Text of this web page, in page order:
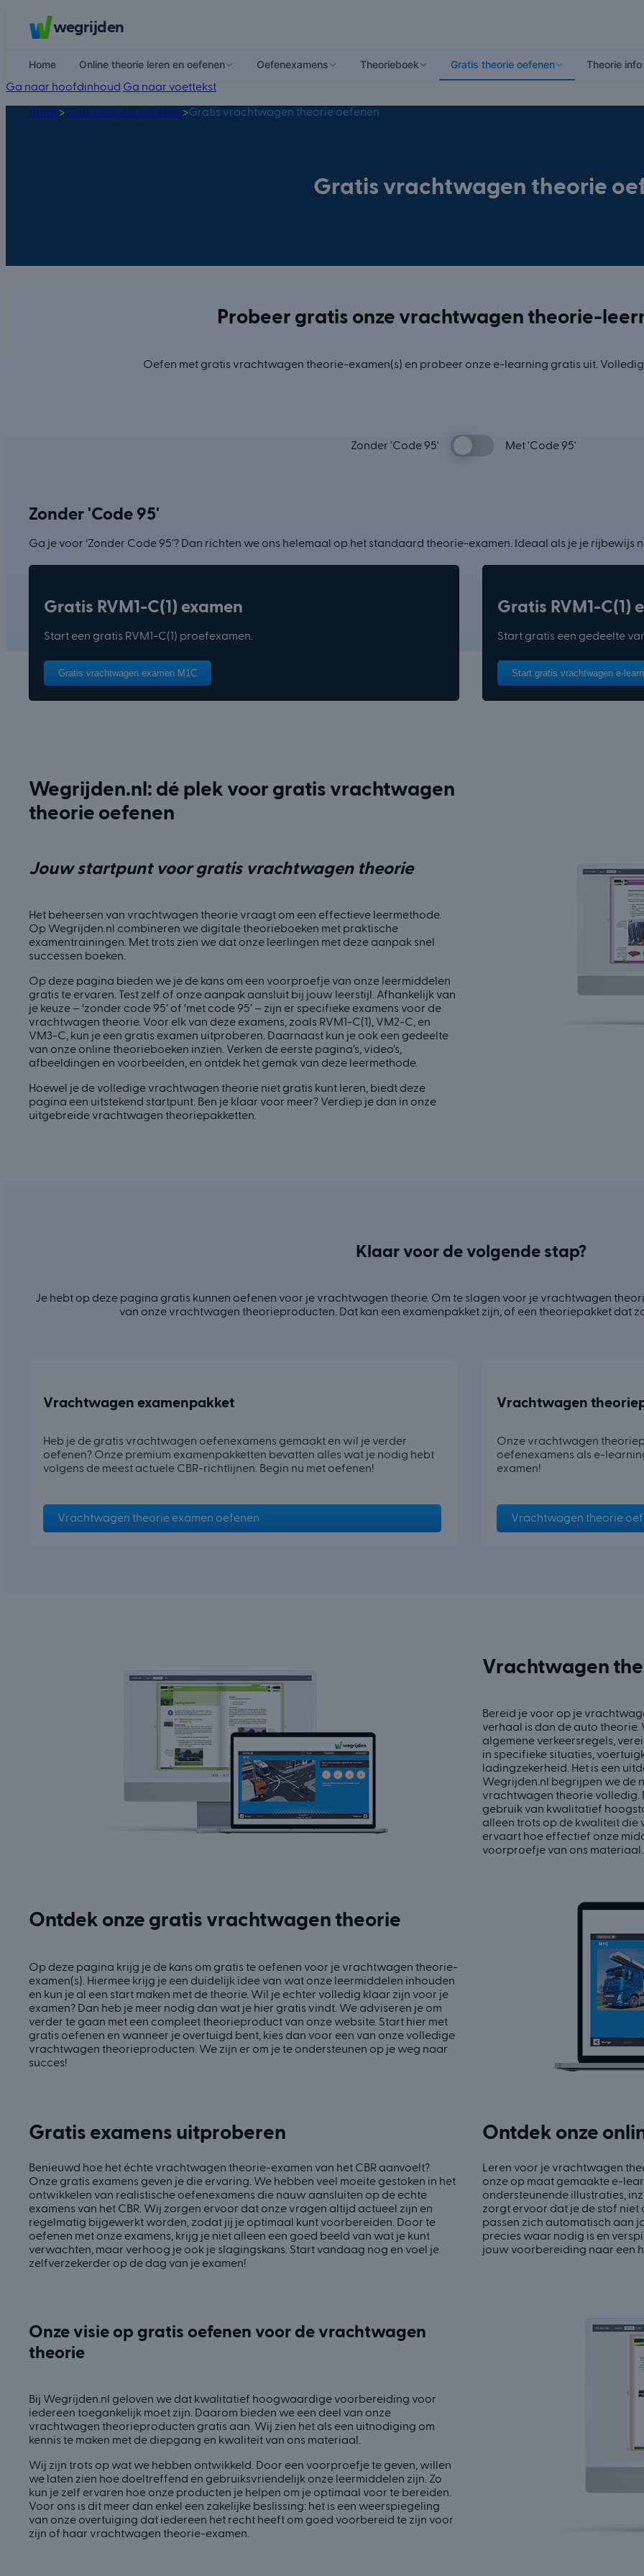
wegrijden
Home Online theorie leren en oefenen Oefenexamens Theorieboek Gratis theorie oefenen Theorie info
Ga naar hoofdinhoud Ga naar voettekst
Home>Gratis theorie oefenen>Gratis vrachtwagen theorie oefenen
Gratis vrachtwagen theorie
Probeer gratis onze vrachtwagen theorie-
Oefen met gratis vrachtwagen theorie-examen(s) en probeer onze e-learning gratis uit.
Zonder 'Code 95'
Switch
pricing
Zonder
Met
Met 'Code 95'
Zonder 'Code 95'
Ga je voor ‘Zonder Code 95’? Dan richten we ons helemaal op het standaard theorie-examen. Ideaal als je je
Gratis RVM1-C(1) examen
Start een gratis RVM1-C(1) proefexamen.
Gratis vrachtwagen examen M1C
Gratis RVM1-C(1)
Start gratis een gedeelte
Start gratis vrachtwagen e-
Wegrijden.nl: dé plek voor gratis vrachtwagen
theorie oefenen
Jouw startpunt voor gratis vrachtwagen theorie
Het beheersen van vrachtwagen theorie vraagt om een effectieve leermethode.
Op Wegrijden.nl combineren we digitale theorieboeken met praktische
examentrainingen. Met trots zien we dat onze leerlingen met deze aanpak snel
successen boeken.
Op deze pagina bieden we je de kans om een voorproefje van onze leermiddelen
gratis te ervaren. Test zelf of onze aanpak aansluit bij jouw leerstijl. Afhankelijk van
je keuze – ‘zonder code 95’ of ‘met code 95’ – zijn er specifieke examens voor de
vrachtwagen theorie. Voor elk van deze examens, zoals RVM1-C(1), VM2-C, en
VM3-C, kun je een gratis examen uitproberen. Daarnaast kun je ook een gedeelte
van onze online theorieboeken inzien. Verken de eerste pagina’s, video’s,
afbeeldingen en voorbeelden, en ontdek het gemak van deze leermethode.
Hoewel je de volledige vrachtwagen theorie niet gratis kunt leren, biedt deze
pagina een uitstekend startpunt. Ben je klaar voor meer? Verdiep je dan in onze
uitgebreide vrachtwagen theoriepakketten.
Klaar voor de volgende stap?
Je hebt op deze pagina gratis kunnen oefenen voor je vrachtwagen theorie. Om te slagen voor je vrachtwagen
van onze vrachtwagen theorieproducten. Dat kan een examenpakket zijn, of een theoriepakket dat
Vrachtwagen examenpakket
Heb je de gratis vrachtwagen oefenexamens gemaakt en wil je verder
oefenen? Onze premium examenpakketten bevatten alles wat je nodig hebt
volgens de meest actuele CBR-richtlijnen. Begin nu met oefenen!
Vrachtwagen theorie examen oefenen
Vrachtwagen
Onze vrachtwagen
oefenexamens als e-
examen!
Vrachtwagen theorie
Vrachtwagen
Bereid je voor op je
verhaal is dan de auto
algemene verkeersregels,
in specifieke situaties,
ladingzekerheid. Het is een
Wegrijden.nl begrijpen we de
vrachtwagen theorie volledig.
gebruik van kwalitatief
alleen trots op de kwaliteit die
ervaart hoe effectief onze
voorproefje van ons materiaal.
Ontdek onze gratis vrachtwagen theorie
Op deze pagina krijg je de kans om gratis te oefenen voor je vrachtwagen theorie-
examen(s). Hiermee krijg je een duidelijk idee van wat onze leermiddelen inhouden
en kun je al een start maken met de theorie. Wil je echter volledig klaar zijn voor je
examen? Dan heb je meer nodig dan wat je hier gratis vindt. We adviseren je om
verder te gaan met een compleet theorieproduct van onze website. Start hier met
gratis oefenen en wanneer je overtuigd bent, kies dan voor een van onze volledige
vrachtwagen theorieproducten. We zijn er om je te ondersteunen op je weg naar
succes!
Gratis examens uitproberen
Benieuwd hoe het échte vrachtwagen theorie-examen van het CBR aanvoelt?
Onze gratis examens geven je die ervaring. We hebben veel moeite gestoken in het
ontwikkelen van realistische oefenexamens die nauw aansluiten op de echte
examens van het CBR. Wij zorgen ervoor dat onze vragen altijd actueel zijn en
regelmatig bijgewerkt worden, zodat jij je optimaal kunt voorbereiden. Door te
oefenen met onze examens, krijg je niet alleen een goed beeld van wat je kunt
verwachten, maar verhoog je ook je slagingskans. Start vandaag nog en voel je
zelfverzekerder op de dag van je examen!
Ontdek onze
Leren voor je vrachtwagen
onze op maat gemaakte e-
ondersteunende illustraties,
zorgt ervoor dat je de stof niet
passen zich automatisch aan
precies waar nodig is en
jouw voorbereiding naar een
Onze visie op gratis oefenen voor de vrachtwagen
theorie
Bij Wegrijden.nl geloven we dat kwalitatief hoogwaardige voorbereiding voor
iedereen toegankelijk moet zijn. Daarom bieden we een deel van onze
vrachtwagen theorieproducten gratis aan. Wij zien het als een uitnodiging om
kennis te maken met de diepgang en kwaliteit van ons materiaal.
Wij zijn trots op wat we hebben ontwikkeld. Door een voorproefje te geven, willen
we laten zien hoe doeltreffend en gebruiksvriendelijk onze leermiddelen zijn. Zo
kun je zelf ervaren hoe onze producten je helpen om je optimaal voor te bereiden.
Voor ons is dit meer dan enkel een zakelijke beslissing: het is een weerspiegeling
van onze overtuiging dat iedereen het recht heeft om goed voorbereid te zijn voor
zijn of haar vrachtwagen theorie-examen.